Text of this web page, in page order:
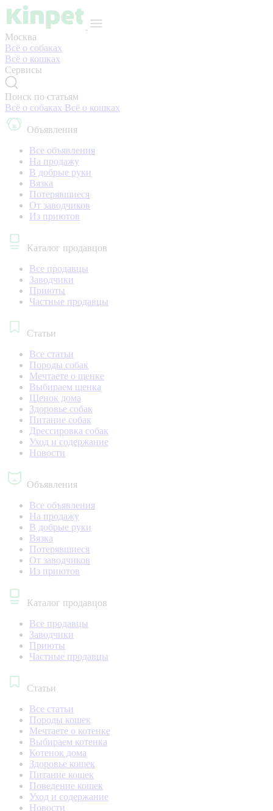
Москва
Всё о собаках
Всё о кошках
Сервисы
Поиск по статьям
Всё о собаках Всё о кошках
Объявления
Все объявления
На продажу
В добрые руки
Вязка
Потерявшиеся
От заводчиков
Из приютов
Каталог продавцов
Все продавцы
Заводчики
Приюты
Частные продавцы
Статьи
Все статьи
Породы собак
Мечтаете о щенке
Выбираем щенка
Щенок дома
Здоровье собак
Питание собак
Дрессировка собак
Уход и содержание
Новости
Объявления
Все объявления
На продажу
В добрые руки
Вязка
Потерявшиеся
От заводчиков
Из приютов
Каталог продавцов
Все продавцы
Заводчики
Приюты
Частные продавцы
Статьи
Все статьи
Породы кошек
Мечтаете о котенке
Выбираем котенка
Котенок дома
Здоровье кошек
Питание кошек
Поведение кошек
Уход и содержание
Новости